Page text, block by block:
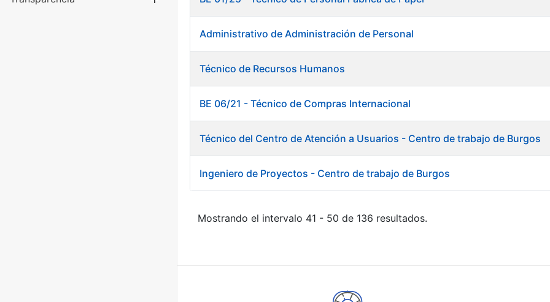
Administrativo de Administración de Personal
Técnico de Recursos Humanos
BE 06/21 - Técnico de Compras Internacional
Técnico del Centro de Atención a Usuarios - Centro de trabajo de Burgos
Ingeniero de Proyectos - Centro de trabajo de Burgos
Mostrando el intervalo 41 - 50 de 136 resultados.